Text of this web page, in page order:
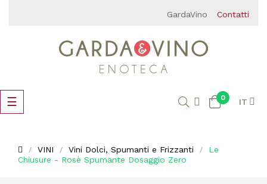
GardaVino Contatti
navigazione
Toggle
☰ 0 IT
VINI Vini Dolci, Spumanti e Frizzanti
Le
Chiusure - Rosè Spumante Dosaggio Zero